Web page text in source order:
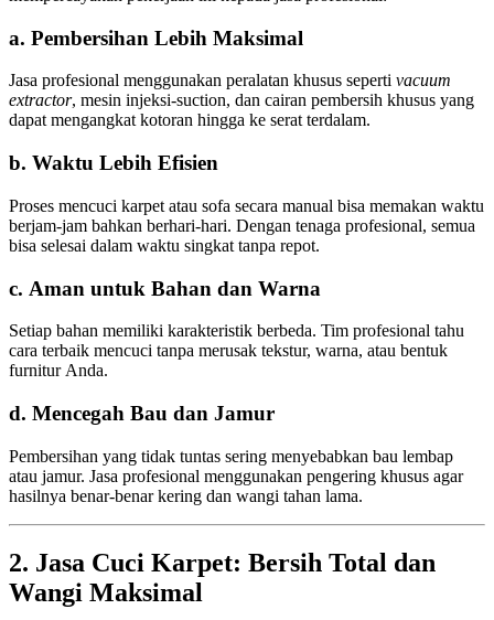
a. Pembersihan Lebih Maksimal
Jasa profesional menggunakan peralatan khusus seperti vacuum
extractor, mesin injeksi-suction, dan cairan pembersih khusus yang
dapat mengangkat kotoran hingga ke serat terdalam.
b. Waktu Lebih Efisien
Proses mencuci karpet atau sofa secara manual bisa memakan waktu
berjam-jam bahkan berhari-hari. Dengan tenaga profesional, semua
bisa selesai dalam waktu singkat tanpa repot.
c. Aman untuk Bahan dan Warna
Setiap bahan memiliki karakteristik berbeda. Tim profesional tahu
cara terbaik mencuci tanpa merusak tekstur, warna, atau bentuk
furnitur Anda.
d. Mencegah Bau dan Jamur
Pembersihan yang tidak tuntas sering menyebabkan bau lembap
atau jamur. Jasa profesional menggunakan pengering khusus agar
hasilnya benar-benar kering dan wangi tahan lama.
2. Jasa Cuci Karpet: Bersih Total dan
Wangi Maksimal